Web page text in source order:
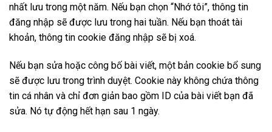
nhất lưu trong một năm. Nếu bạn chọn “Nhớ tôi”, thông tin
đăng nhập sẽ được lưu trong hai tuần. Nếu bạn thoát tài
khoản, thông tin cookie đăng nhập sẽ bị xoá.
Nếu bạn sửa hoặc công bố bài viết, một bản cookie bổ sung
sẽ được lưu trong trình duyệt. Cookie này không chứa thông
tin cá nhân và chỉ đơn giản bao gồm ID của bài viết bạn đã
sửa. Nó tự động hết hạn sau 1 ngày.